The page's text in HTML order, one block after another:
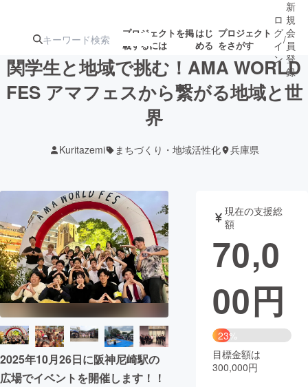
プロジェクトを掲
載するには
はじ
める
プロジェクト
をさがす
注目の新着プロ
テクノロジー・ガジェット
映像・映画 書籍・雑誌
ビジネス・起業 チャレンジ
まちづくり・地域活性化
CAMPFIRE for Social Good
CAMPFIRE Creation
ロ
グ
イ
ン
/
新
規
会
員
登
録
関学生と地域で挑む！AMA WORLD
FES アマフェスから繋がる地域と世
界
Kuritazemi まちづくり・地域活性化 兵庫県
2025年10月26日に阪神尼崎駅の
広場でイベントを開催します！！
現在の支援総
額
70,0
00円
23%
目標金額は
300,000円